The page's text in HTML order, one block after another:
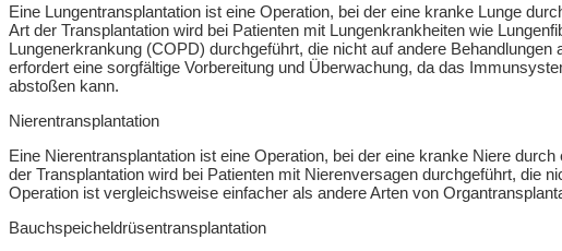
Eine Lungentransplantation ist eine Operation, bei der eine kranke Lunge
Art der Transplantation wird bei Patienten mit Lungenkrankheiten wie
Lungenerkrankung (COPD) durchgeführt, die nicht auf andere
erfordert eine sorgfältige Vorbereitung und Überwachung, da das
abstoßen kann.
Nierentransplantation
Eine Nierentransplantation ist eine Operation, bei der eine kranke Niere
der Transplantation wird bei Patienten mit Nierenversagen durchgeführt, die
Operation ist vergleichsweise einfacher als andere Arten von
Bauchspeicheldrüsentransplantation